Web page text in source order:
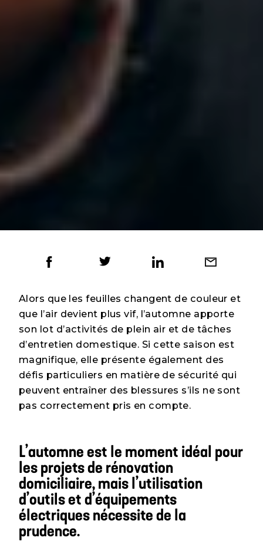
Alors que les feuilles changent de couleur et
que l’air devient plus vif, l’automne apporte
son lot d’activités de plein air et de tâches
d’entretien domestique. Si cette saison est
magnifique, elle présente également des
défis particuliers en matière de sécurité qui
peuvent entraîner des blessures s’ils ne sont
pas correctement pris en compte.
L’automne est le moment idéal pour
les projets de rénovation
domiciliaire, mais l’utilisation
d’outils et d’équipements
électriques nécessite de la
prudence.